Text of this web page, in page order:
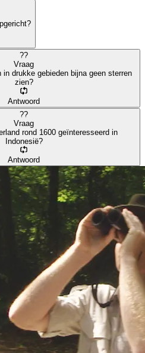
??
Vraag
in drukke gebieden bijna geen sterren
zien?
Antwoord
??
Vraag
rond 1600 geïnteresseerd in
Indonesië?
Antwoord